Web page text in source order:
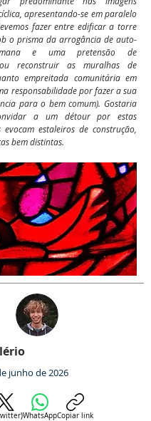
apresentando-se em paralelo
fazer entre edificar a torre
o prisma da arrogância de auto-
e uma pretensão de
reconstruir as muralhas de
empreitada comunitária em
responsabilidade por fazer a sua
para o bem comum). Gostaria
a um détour por estas
evocam estaleiros de construção,
bem distintas.
junho de 2026
WhatsAppCopiar link